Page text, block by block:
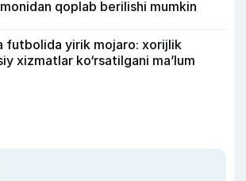
qoplab berilishi mumkin
futbolida yirik mojaro: xorijlik
xizmatlar ko‘rsatilgani ma’lum